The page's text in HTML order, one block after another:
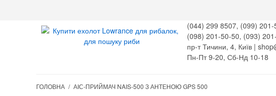
(044) 299 8507, (099) 201-
(098) 201-50-50, (093)
пр-т Тичини, 4, Київ |
Пн-Пт 9-20, Сб-Нд 10-18
ГОЛОВНА / АІС-ПРИЙМАЧ NAIS-500 З АНТЕНОЮ GPS 500